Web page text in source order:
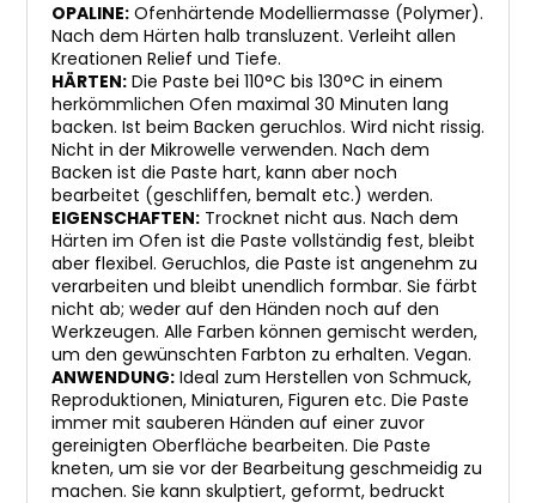
OPALINE: Ofenhärtende Modelliermasse (Polymer).
Nach dem Härten halb transluzent. Verleiht allen
Kreationen Relief und Tiefe.
HÄRTEN: Die Paste bei 110°C bis 130°C in einem
herkömmlichen Ofen maximal 30 Minuten lang
backen. Ist beim Backen geruchlos. Wird nicht rissig.
Nicht in der Mikrowelle verwenden. Nach dem
Backen ist die Paste hart, kann aber noch
bearbeitet (geschliffen, bemalt etc.) werden.
EIGENSCHAFTEN: Trocknet nicht aus. Nach dem
Härten im Ofen ist die Paste vollständig fest, bleibt
aber flexibel. Geruchlos, die Paste ist angenehm zu
verarbeiten und bleibt unendlich formbar. Sie färbt
nicht ab; weder auf den Händen noch auf den
Werkzeugen. Alle Farben können gemischt werden,
um den gewünschten Farbton zu erhalten. Vegan.
ANWENDUNG: Ideal zum Herstellen von Schmuck,
Reproduktionen, Miniaturen, Figuren etc. Die Paste
immer mit sauberen Händen auf einer zuvor
gereinigten Oberfläche bearbeiten. Die Paste
kneten, um sie vor der Bearbeitung geschmeidig zu
machen. Sie kann skulptiert, geformt, bedruckt